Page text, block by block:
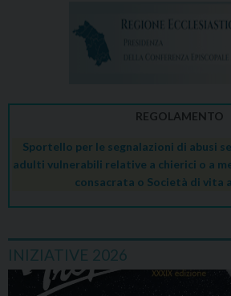
REGOLAMENTO
Sportello per le segnalazioni di abusi
adulti vulnerabili relative a chierici o a
consacrata o Società di vita
INIZIATIVE 2026